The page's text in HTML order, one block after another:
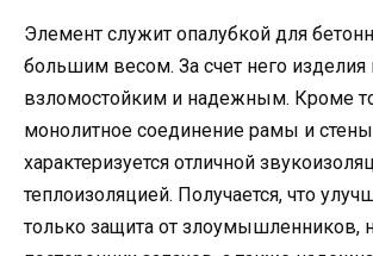
Элемент служит опалубкой для
большим весом. За счет него изделия
взломостойким и надежным. Кроме
монолитное соединение рамы и стены
характеризуется отличной
теплоизоляцией. Получается, что
только защита от злоумышленников,